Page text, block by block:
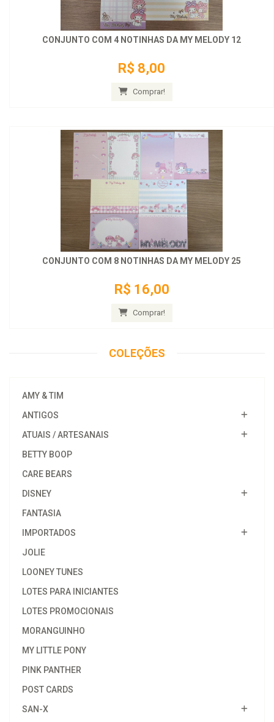
CONJUNTO COM 4 NOTINHAS DA MY MELODY 12
R$ 8,00
Comprar!
CONJUNTO COM 8 NOTINHAS DA MY MELODY 25
R$ 16,00
Comprar!
COLEÇÕES
AMY & TIM
ANTIGOS
ATUAIS / ARTESANAIS
BETTY BOOP
CARE BEARS
DISNEY
FANTASIA
IMPORTADOS
JOLIE
LOONEY TUNES
LOTES PARA INICIANTES
LOTES PROMOCIONAIS
MORANGUINHO
MY LITTLE PONY
PINK PANTHER
POST CARDS
SAN-X